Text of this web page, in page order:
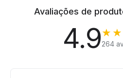
Avaliações de
4.9264